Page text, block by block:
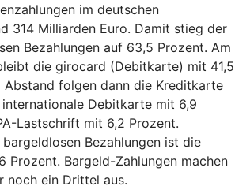
im deutschen
314 Milliarden Euro. Damit stieg der
Bezahlungen auf 63,5 Prozent. Am
die girocard (Debitkarte) mit 41,5
folgen dann die Kreditkarte
Debitkarte mit 6,9
Lastschrift mit 6,2 Prozent.
Bezahlungen ist die
Prozent. Bargeld-Zahlungen machen
noch ein Drittel aus.